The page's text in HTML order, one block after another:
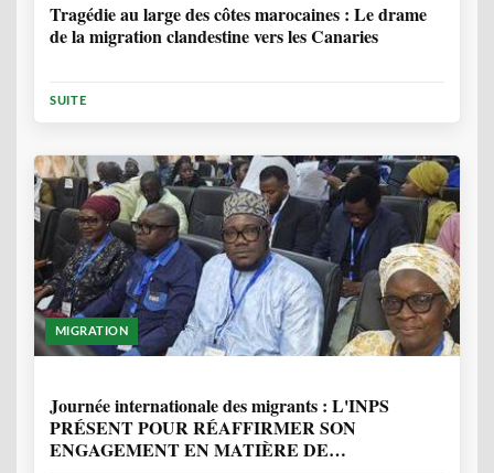
Tragédie au large des côtes marocaines : Le drame
de la migration clandestine vers les Canaries
SUITE
MIGRATION
Journée internationale des migrants : L'INPS
PRÉSENT POUR RÉAFFIRMER SON
ENGAGEMENT EN MATIÈRE DE